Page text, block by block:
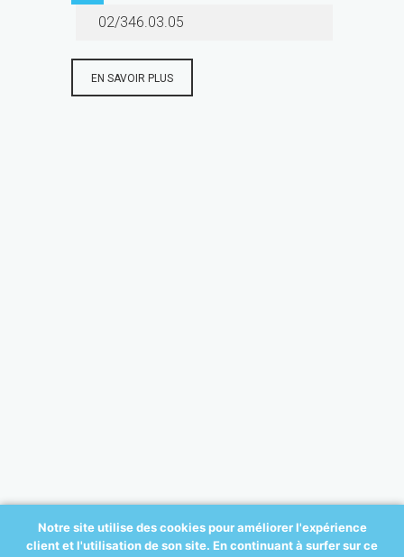
02/346.03.05
EN SAVOIR PLUS
Notre site utilise des cookies pour améliorer l'expérience
client et l'utilisation de son site. En continuant à surfer sur ce